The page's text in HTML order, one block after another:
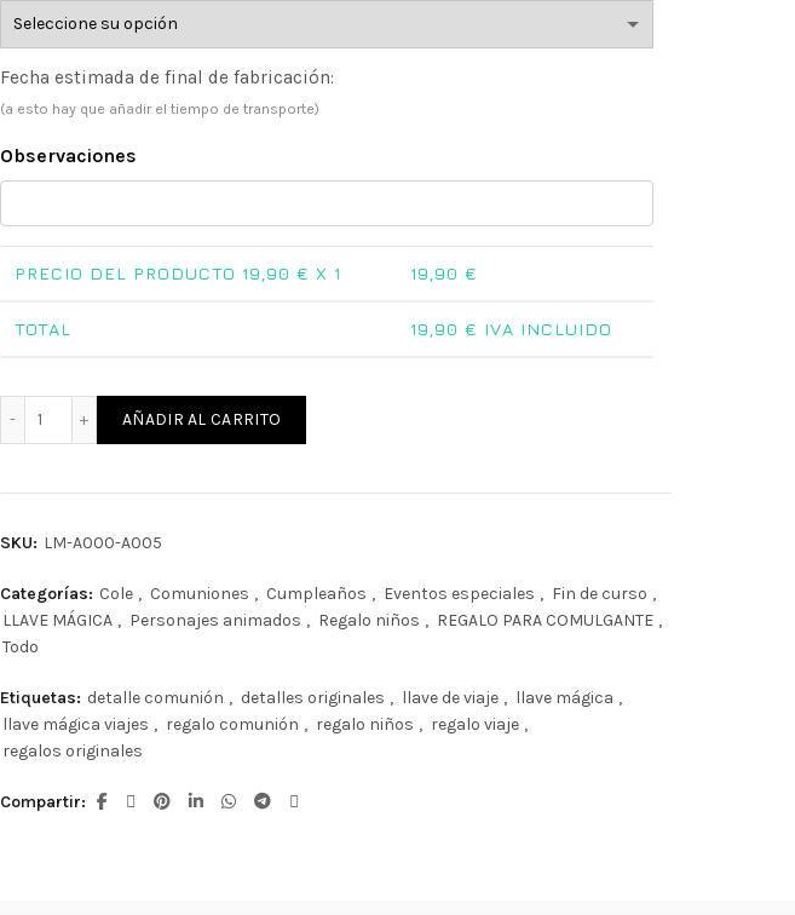
Fecha estimada de final de fabricación:
(a esto hay que añadir el tiempo de transporte)
Observaciones
PRECIO DEL PRODUCTO 19,90 € X 1 19,90 €
TOTAL 19,90 € IVA INCLUIDO
Caja con llave mágica Parque y Zoo cantidad
AÑADIR AL CARRITO
SKU: LM-A000-A005
Categorías: Cole , Comuniones , Cumpleaños , Eventos especiales , Fin de curso ,
LLAVE MÁGICA , Personajes animados , Regalo niños , REGALO PARA COMULGANTE ,
Todo
Etiquetas: detalle comunión , detalles originales , llave de viaje , llave mágica ,
llave mágica viajes , regalo comunión , regalo niños , regalo viaje ,
regalos originales
Compartir